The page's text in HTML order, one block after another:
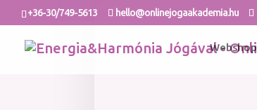
+36-30/749-5613 hello@onlinejogaakademia.hu
Webshop